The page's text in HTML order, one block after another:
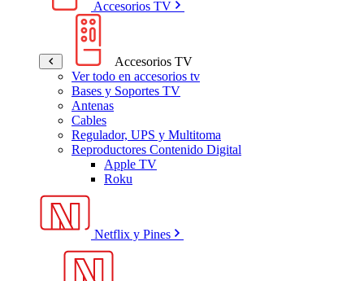
Accesorios TV
Accesorios TV
Ver todo en accesorios tv
Bases y Soportes TV
Antenas
Cables
Regulador, UPS y Multitoma
Reproductores Contenido Digital
Apple TV
Roku
Netflix y Pines